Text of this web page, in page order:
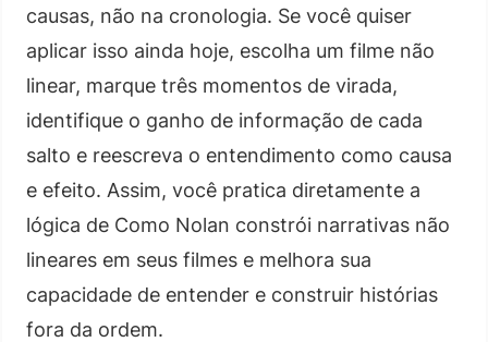
causas, não na cronologia. Se você quiser
aplicar isso ainda hoje, escolha um filme não
linear, marque três momentos de virada,
identifique o ganho de informação de cada
salto e reescreva o entendimento como causa
e efeito. Assim, você pratica diretamente a
lógica de Como Nolan constrói narrativas não
lineares em seus filmes e melhora sua
capacidade de entender e construir histórias
fora da ordem.